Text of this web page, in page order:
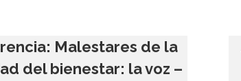
Malestares de la
del bienestar: la voz –